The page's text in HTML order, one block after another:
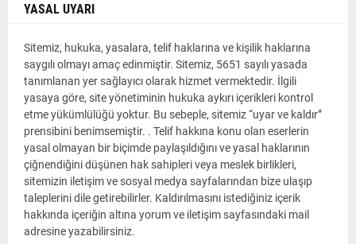
YASAL UYARI
Sitemiz, hukuka, yasalara, telif haklarına ve kişilik haklarına
saygılı olmayı amaç edinmiştir. Sitemiz, 5651 sayılı yasada
tanımlanan yer sağlayıcı olarak hizmet vermektedir. İlgili
yasaya göre, site yönetiminin hukuka aykırı içerikleri kontrol
etme yükümlülüğü yoktur. Bu sebeple, sitemiz “uyar ve kaldır”
prensibini benimsemiştir. . Telif hakkına konu olan eserlerin
yasal olmayan bir biçimde paylaşıldığını ve yasal haklarının
çiğnendiğini düşünen hak sahipleri veya meslek birlikleri,
sitemizin iletişim ve sosyal medya sayfalarından bize ulaşıp
taleplerini dile getirebilirler. Kaldırılmasını istediğiniz içerik
hakkında içeriğin altına yorum ve iletişim sayfasındaki mail
adresine yazabilirsiniz.